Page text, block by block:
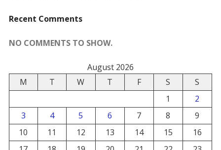
Recent Comments
NO COMMENTS TO SHOW.
August 2026
M
T W T F S
S
1
2
3
4 5 6 7 8
9
10
11 12 13 14 15
16